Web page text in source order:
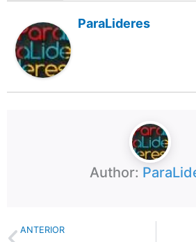
ParaLideres
Author:
Previo
ANTERIOR